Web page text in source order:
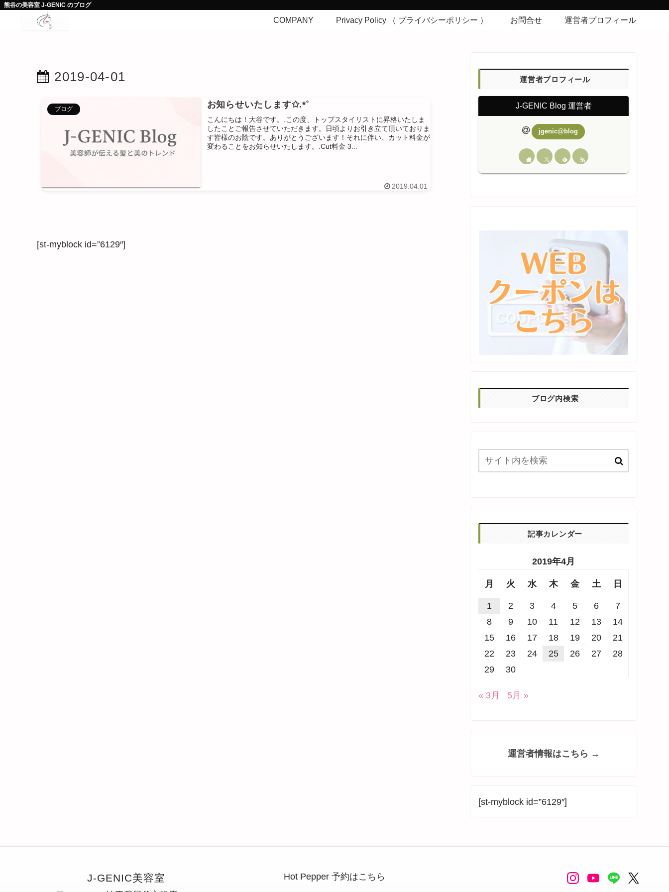
熊谷の美容室 J-GENIC のブログ
COMPANY Privacy Policy （ プライバシーポリシー ） お問合せ 運営者プロフィール
2019-04-01
ブログ お知らせいたします✩.*˚
こんにちは！大谷です。.この度、トップスタイリストに昇格いたしま
したことご報告させていただきます。日頃よりお引き立て頂いておりま
す皆様のお陰です。ありがとうございます！それに伴い、カット料金が
変わることをお知らせいたします。.Cut料金 3...
2019.04.01
[st-myblock id=”6129″]
運営者プロフィール
J-GENIC Blog 運営者
jgenic@blog
ブログ内検索
記事カレンダー
2019年4月
月 火 水 木 金 土 日
1 2 3 4 5 6
7
8
9 10 11 12 13
14
15
16 17 18 19 20
21
22
23 24 25 26 27
28
29
30
« 3月 5月 »
運営者情報はこちら →
[st-myblock id=”6129″]
J-GENIC美容室 Hot Pepper 予約はこちら